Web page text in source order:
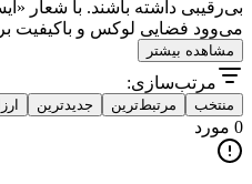
بی‌رقیبی داشته باشند. با شعار
می‌وود فضایی لوکس و باکیفیت
مشاهده بیشتر
مرتب‌سازی:
منتخب مرتبط‌ترین جدیدترین
0 مورد